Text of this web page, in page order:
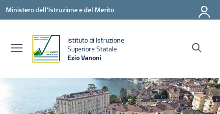
Vai ai contenuti
Vai al menu di navigazione
Vai al footer
Ministero dell'Istruzione e del Merito
Istituto di Istruzione
Superiore Statale
Ezio Vanoni